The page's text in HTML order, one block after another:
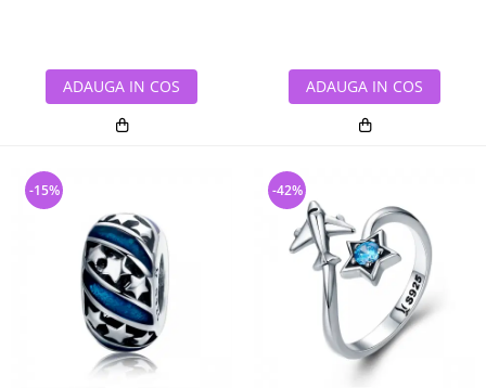
ADAUGA IN COS ADAUGA IN COS
-15% -42%